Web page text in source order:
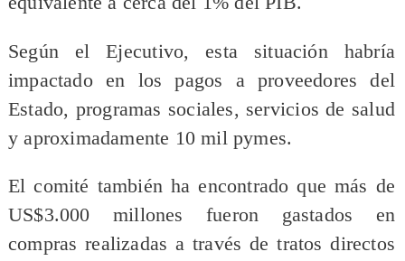
Según el Ejecutivo, esta situación habría
impactado en los pagos a proveedores del
Estado, programas sociales, servicios de salud
y aproximadamente 10 mil pymes.
El comité también ha encontrado que más de
US$3.000 millones fueron gastados en
compras realizadas a través de tratos directos